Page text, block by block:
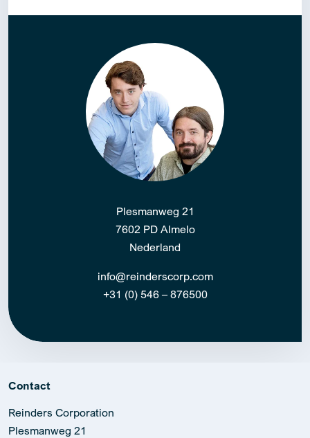
Plesmanweg 21
7602 PD Almelo
Nederland
info@reinderscorp.com
+31 (0) 546 – 876500
Contact
Reinders Corporation
Plesmanweg 21